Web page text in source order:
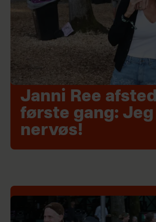
Janni Ree
første gang: Jeg
nervøs!